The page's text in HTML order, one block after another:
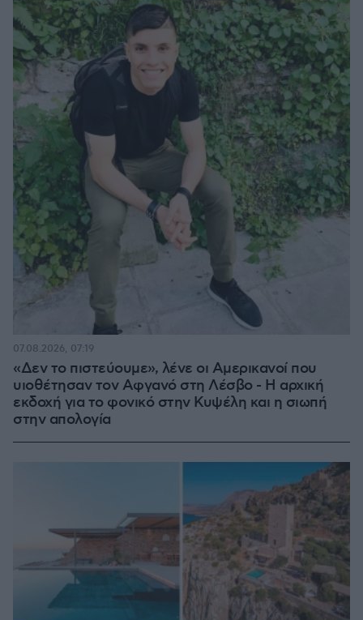
«Δεν το πιστεύουμε», λένε οι Αμερικανοί που
υιοθέτησαν τον Αφγανό στη Λέσβο - Η αρχική
εκδοχή για το φονικό στην Κυψέλη και η σιωπή
στην απολογία
07.08.2026, 07:19